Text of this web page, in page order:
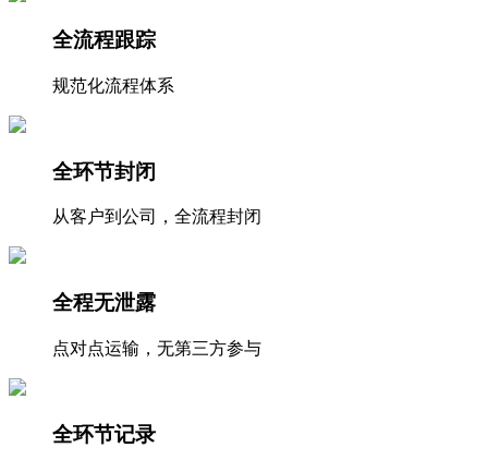
全流程跟踪
规范化流程体系
全环节封闭
从客户到公司，全流程封闭
全程无泄露
点对点运输，无第三方参与
全环节记录